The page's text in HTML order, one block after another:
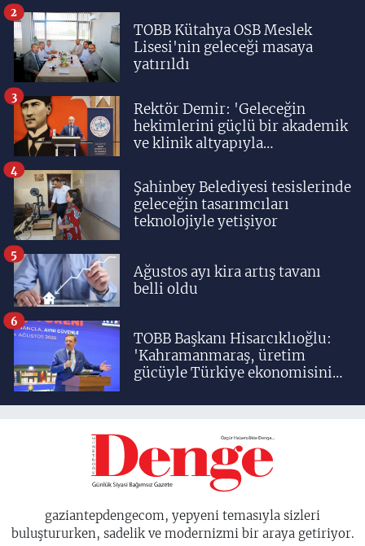
TOBB Kütahya OSB Meslek
Lisesi'nin geleceği masaya
yatırıldı
2
Rektör Demir: 'Geleceğin
hekimlerini güçlü bir akademik
ve klinik altyapıyla
3
Şahinbey Belediyesi tesislerinde
geleceğin tasarımcıları
teknolojiyle yetişiyor
4
Ağustos ayı kira artış tavanı
belli oldu
5
TOBB Başkanı Hisarcıklıoğlu:
'Kahramanmaraş, üretim
gücüyle Türkiye ekonomisinin
birisidir'
6
gaziantepdengecom, yepyeni temasıyla sizleri
buluştururken, sadelik ve modernizmi bir araya getiriyor.